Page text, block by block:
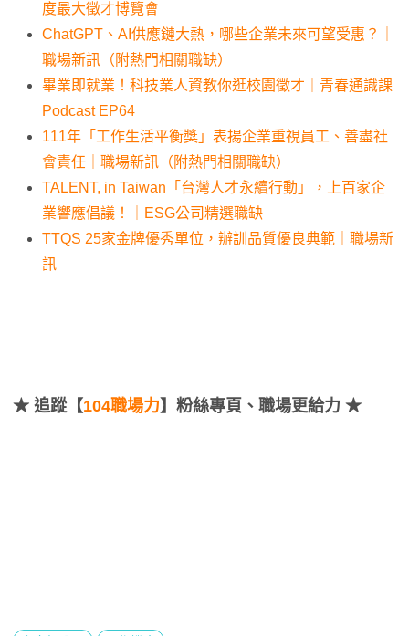
度最大徵才博覽會
ChatGPT、AI供應鏈大熱，哪些企業未來可望受惠？｜
職場新訊（附熱門相關職缺）
畢業即就業！科技業人資教你逛校園徵才｜青春通識課
Podcast EP64
111年「工作生活平衡獎」表揚企業重視員工、善盡社
會責任｜職場新訊（附熱門相關職缺）
TALENT, in Taiwan「台灣人才永續行動」，上百家企
業響應倡議！｜ESG公司精選職缺
TTQS 25家金牌優秀單位，辦訓品質優良典範｜職場新
訊
★ 追蹤【104職場力】粉絲專頁、職場更給力 ★